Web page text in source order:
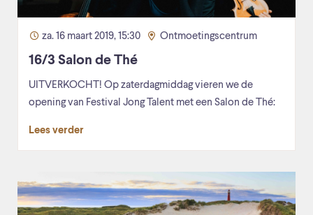
za. 16 maart 2019, 15:30 Ontmoetingscentrum
16/3 Salon de Thé
UITVERKOCHT! Op zaterdagmiddag vieren we de
opening van Festival Jong Talent met een Salon de Thé:
Lees verder